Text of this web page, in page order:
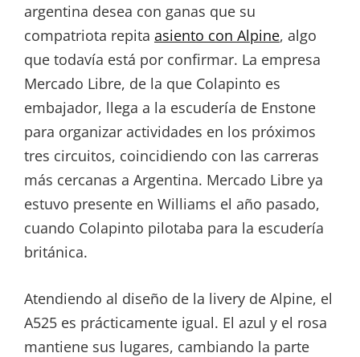
argentina desea con ganas que su
compatriota repita asiento con Alpine, algo
que todavía está por confirmar. La empresa
Mercado Libre, de la que Colapinto es
embajador, llega a la escudería de Enstone
para organizar actividades en los próximos
tres circuitos, coincidiendo con las carreras
más cercanas a Argentina. Mercado Libre ya
estuvo presente en Williams el año pasado,
cuando Colapinto pilotaba para la escudería
británica.
Atendiendo al diseño de la livery de Alpine, el
A525 es prácticamente igual. El azul y el rosa
mantiene sus lugares, cambiando la parte